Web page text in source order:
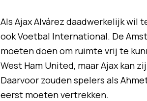
Als Ajax Alvárez daadwerkelijk wil
ook Voetbal International. De
moeten doen om ruimte vrij te
West Ham United, maar Ajax kan
Daarvoor zouden spelers als
eerst moeten vertrekken.